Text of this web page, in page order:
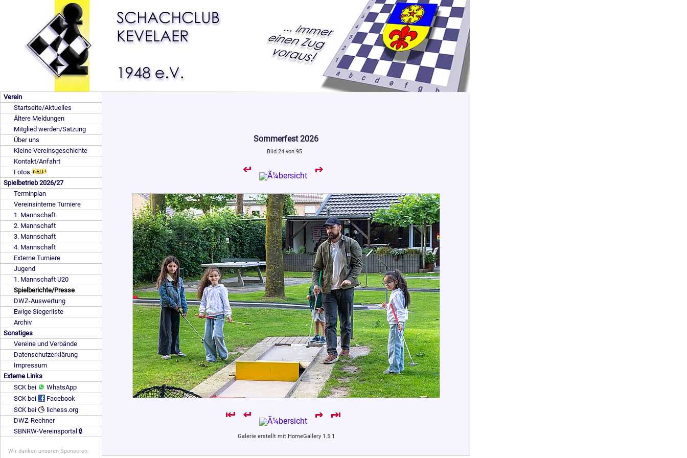
Verein
Startseite/Aktuelles
Ältere Meldungen
Mitglied werden/Satzung
Über uns
Kleine Vereinsgeschichte
Kontakt/Anfahrt
Fotos
Spielbetrieb 2026/27
Terminplan
Vereinsinterne Turniere
1. Mannschaft
2. Mannschaft
3. Mannschaft
4. Mannschaft
Externe Turniere
Jugend
1. Mannschaft U20
Spielberichte/Presse
DWZ-Auswertung
Ewige Siegerliste
Archiv
Sonstiges
Vereine und Verbände
Datenschutzerklärung
Impressum
Externe Links
SCK bei
WhatsApp
SCK bei
Facebook
SCK bei
lichess.org
DWZ-Rechner
SBNRW-Vereinsportal 🔒
Wir danken unseren Sponsoren:
Sommerfest 2026
Bild 24 von 95
Galerie erstellt mit HomeGallery 1.5.1